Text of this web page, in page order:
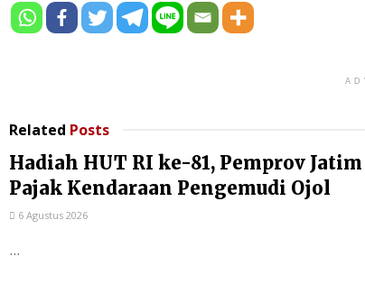
Related Posts
Hadiah HUT RI ke-81, Pemprov
Pajak Kendaraan Pengemudi Ojol
6 Agustus 2026
...